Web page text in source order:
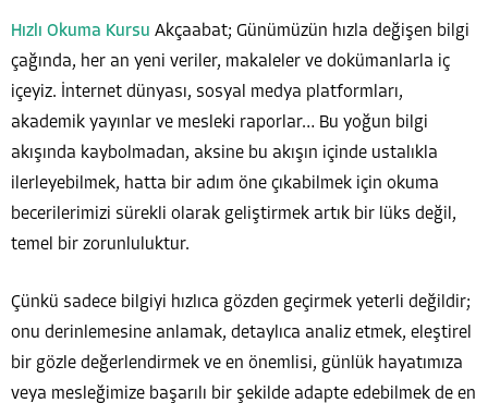
Hızlı Okuma Kursu Akçaabat; Günümüzün hızla değişen bilgi
çağında, her an yeni veriler, makaleler ve dokümanlarla iç
içeyiz. İnternet dünyası, sosyal medya platformları,
akademik yayınlar ve mesleki raporlar… Bu yoğun bilgi
akışında kaybolmadan, aksine bu akışın içinde ustalıkla
ilerleyebilmek, hatta bir adım öne çıkabilmek için okuma
becerilerimizi sürekli olarak geliştirmek artık bir lüks değil,
temel bir zorunluluktur.
Çünkü sadece bilgiyi hızlıca gözden geçirmek yeterli değildir;
onu derinlemesine anlamak, detaylıca analiz etmek, eleştirel
bir gözle değerlendirmek ve en önemlisi, günlük hayatımıza
veya mesleğimize başarılı bir şekilde adapte edebilmek de en